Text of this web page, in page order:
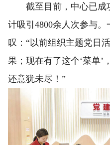
截至目前，中心已成
计吸引4800余人次参与
叹：“以前组织主题党日
果；现在有了这个‘菜单’
还意犹未尽！”